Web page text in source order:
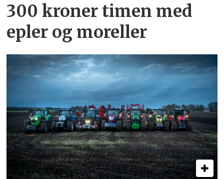
300 kroner timen med
epler og moreller